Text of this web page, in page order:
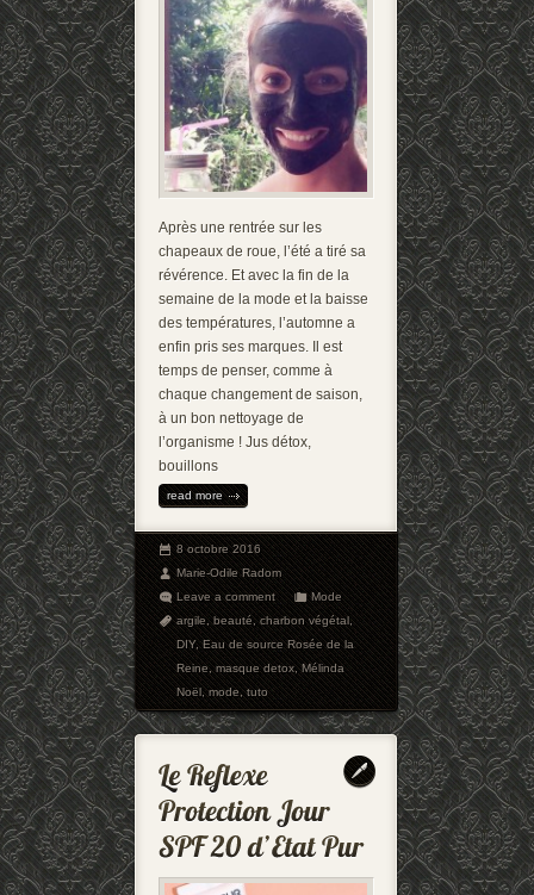
Après une rentrée sur les
chapeaux de roue, l’été a tiré sa
révérence. Et avec la fin de la
semaine de la mode et la baisse
des températures, l’automne a
enfin pris ses marques. Il est
temps de penser, comme à
chaque changement de saison,
à un bon nettoyage de
l’organisme ! Jus détox,
bouillons
read more
8 octobre 2016
Marie-Odile Radom
Leave a comment
Mode
argile,beauté,charbon végétal,
DIY,Eau de source Rosée de la
Reine,masque detox,Mélinda
Noël,mode,tuto